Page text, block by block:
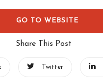
GO TO WEBSITE
Share This Post
Twitter